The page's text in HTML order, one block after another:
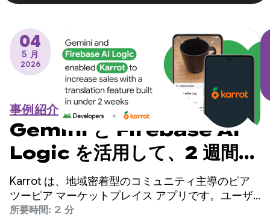
04
5 月
2026
事例紹介
Gemini と Firebase AI
Logic を活用して、2 週間以
内に翻訳機能を組み込み、売
上を伸ばした Karrot の事例
Karrot は、地域密着型のコミュニティ主導のピア
ツーピア マーケットプレイス アプリです。ユーザ
ーは、他の確認済みのユーザーとアイテムの売買や
所要時間: 2 分